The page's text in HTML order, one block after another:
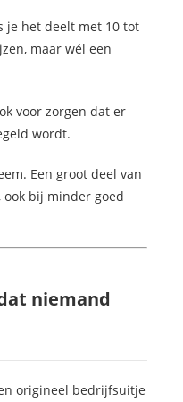
je het deelt met 10 tot
maar wél een
voor zorgen dat er
wordt.
Een groot deel van
bij minder goed
niemand
origineel bedrijfsuitje